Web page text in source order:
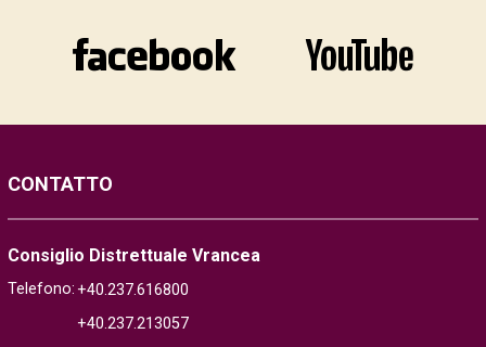
CONTATTO
Consiglio Distrettuale Vrancea
Telefono: +40.237.616800
+40.237.213057